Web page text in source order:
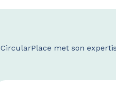
CircularPlace met son